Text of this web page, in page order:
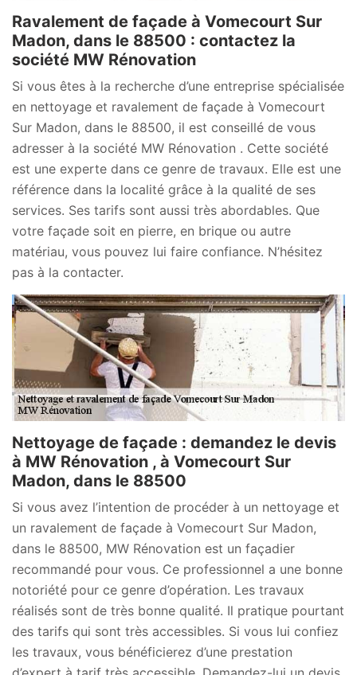
Ravalement de façade à Vomecourt Sur
Madon, dans le 88500 : contactez la
société MW Rénovation
Si vous êtes à la recherche d’une entreprise spécialisée
en nettoyage et ravalement de façade à Vomecourt
Sur Madon, dans le 88500, il est conseillé de vous
adresser à la société MW Rénovation . Cette société
est une experte dans ce genre de travaux. Elle est une
référence dans la localité grâce à la qualité de ses
services. Ses tarifs sont aussi très abordables. Que
votre façade soit en pierre, en brique ou autre
matériau, vous pouvez lui faire confiance. N’hésitez
pas à la contacter.
Nettoyage de façade : demandez le devis
à MW Rénovation , à Vomecourt Sur
Madon, dans le 88500
Si vous avez l’intention de procéder à un nettoyage et
un ravalement de façade à Vomecourt Sur Madon,
dans le 88500, MW Rénovation est un façadier
recommandé pour vous. Ce professionnel a une bonne
notoriété pour ce genre d’opération. Les travaux
réalisés sont de très bonne qualité. Il pratique pourtant
des tarifs qui sont très accessibles. Si vous lui confiez
les travaux, vous bénéficierez d’une prestation